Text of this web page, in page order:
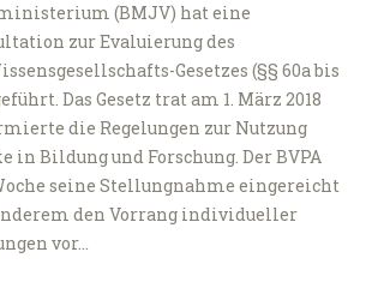
(BMJV) hat eine
zur Evaluierung des
Gesetzes (§§ 60a bis
Das Gesetz trat am 1. März 2018
die Regelungen zur Nutzung
in Bildung und Forschung. Der BVPA
seine Stellungnahme eingereicht
den Vorrang individueller
vor…